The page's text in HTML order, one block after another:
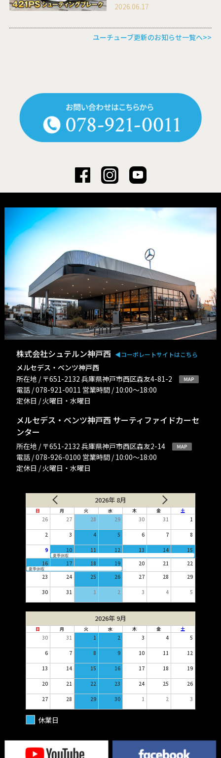
2026.06.17
ユーチューブ更新のお知らせ一覧へ>>
株式会社シュテルン神戸西 ◀︎コーポレートサイトはこちら
メルセデス・ベンツ神戸西
所在地 / 〒651-2132 兵庫県神戸市西区森友4-81-2
電話 / 078-921-0011 営業時間 / 10:00〜18:00
定休日 / 火曜日・水曜日
メルセデス・ベンツ神戸西 サーティファイドカーセ
ンター
所在地 / 〒651-2132 兵庫県神戸市西区森友2-14
電話 / 078-926-0100 営業時間 / 10:00〜18:00
定休日 / 火曜日・水曜日
2026年 8月
日 月 火 水 木 金 土
26 27 28 29 30 31 1
2 3 4 5 6 7 8
9 10 11 12 13 14 15
夏季休暇
16 17 18 19 20 21 22
夏季休暇
23 24 25 26 27 28 29
30 31 1 2 3 4 5
2026年 9月
日 月 火 水 木 金 土
30 31 1 2 3 4 5
6 7 8 9 10 11 12
13 14 15 16 17 18 19
20 21 22 23 24 25 26
27 28 29 30 1 2 3
休業日